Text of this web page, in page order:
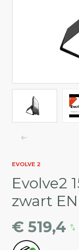
EVOLVE 2
Evolve2
zwart
€ 519,4